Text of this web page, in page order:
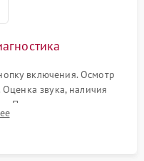
включения. Осмотр
звука, наличия
Подключение тестовых
симптомов поломки.